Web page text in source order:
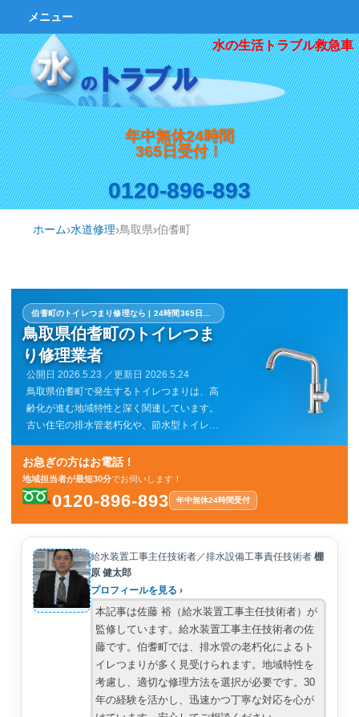
水の生活トラブル救急車
年中無休24時間
365日受付！
0120-896-893
メニュー
ホーム 水道修理 鳥取県 伯耆町
鳥取県伯耆町のトイレつま
り修理業者
公開日2026.5.23 ／更新日2026.5.24
鳥取県伯耆町で発生するトイレつまりは、高
齢化が進む地域特性と深く関連しています。
古い住宅の排水管老朽化や、節水型トイレの
発生しやすい傾向にあります。農業が盛んな
地域のため、土砂の流入も考慮すべき点で
す。迅速な対応で、快適な生活環境を取り戻
しましょう。
お急ぎの方はお電話！
地域担当者が最短30分でお伺いします！
0120-896-893 年中無休24時間受付
給水装置工事主任技術者／排水設備工事責任技術者 棚
原 健太郎
プロフィールを見る ›
本記事は佐藤 裕（給水装置工事主任技術者）が
監修しています。給水装置工事主任技術者の佐
藤です。伯耆町では、排水管の老朽化によるト
イレつまりが多く見受けられます。地域特性を
考慮し、適切な修理方法を選択が必要です。30
年の経験を活かし、迅速かつ丁寧な対応を心が